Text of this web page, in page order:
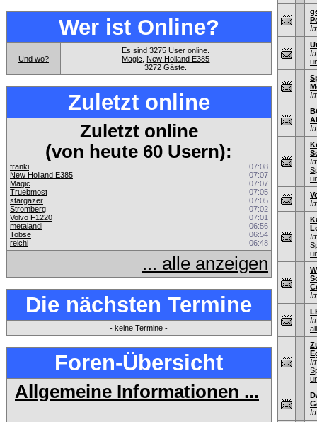
Wer ist Online?
Und wo?
Es sind 3275 User online.
Magic
New Holland E385
3272 Gäste.
Zuletzt online
Zuletzt online
(von heute 60 Usern):
franki
07:08
New Holland E385
07:07
Magic
07:07
Truebmost
07:05
stargazer
07:05
Stromberg
07:02
Volvo F1220
07:01
metalandi
06:56
Tobse
06:54
reichi
06:48
... alle anzeigen
Die nächsten Termine
- keine Termine -
Foren-Übersicht
Allgemeine Informationen ...